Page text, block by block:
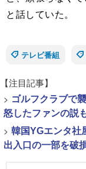
と話していた。
テレビ番組
【注目記事】
> ゴルフクラブで
怒したファンの説
> 韓国YGエンタ社
出入口の一部を破